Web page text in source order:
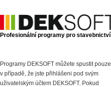
Profesionální programy pro stavebnictví
Programy DEKSOFT můžete spustit pouze
v případě, že jste přihlášeni pod svým
uživatelským účtem DEKSOFT. Pokud